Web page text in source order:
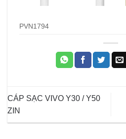
PVN1794
CÁP SẠC VIVO Y30 / Y50
ZIN